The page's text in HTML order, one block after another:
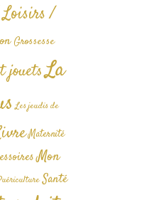
/
Grossesse
jouetsLa
Les jeudis de
Maternité
Mon
Santé